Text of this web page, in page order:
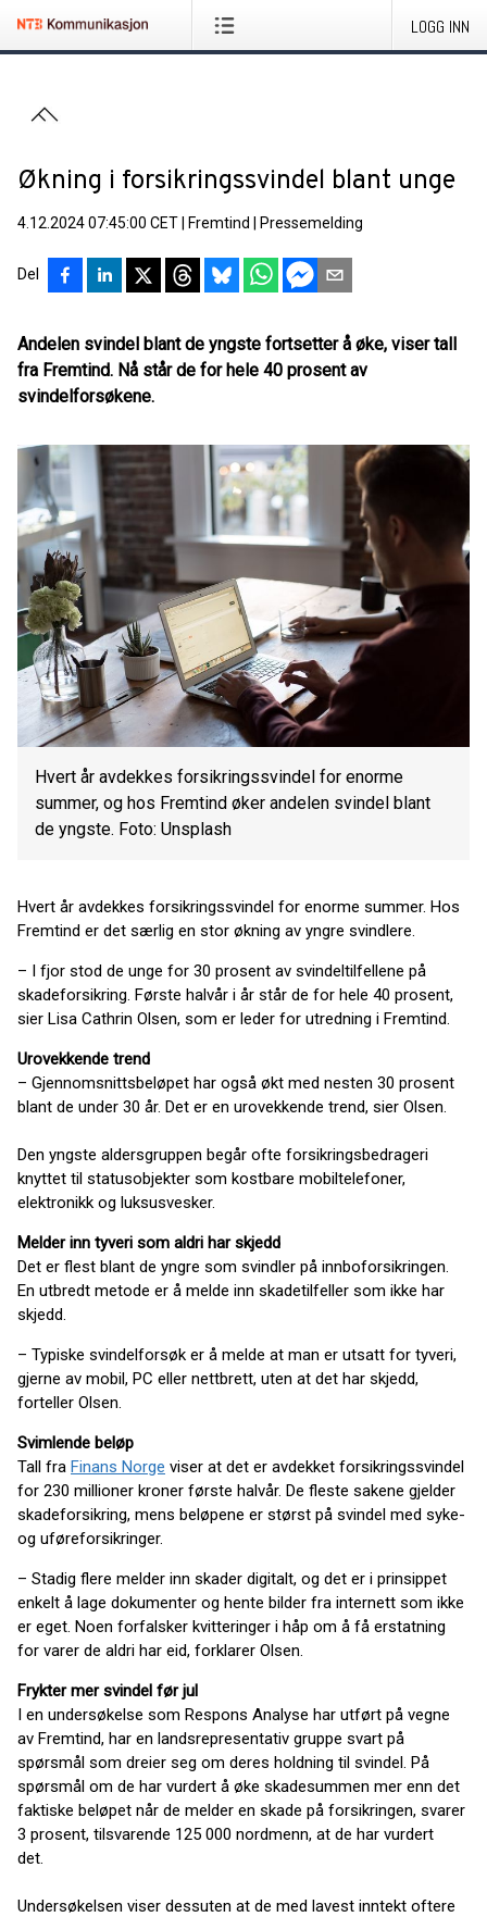
LOGG INN
Økning i forsikringssvindel blant unge
4.12.2024 07:45:00 CET Fremtind Pressemelding
Del
Andelen svindel blant de yngste fortsetter å øke, viser tall
fra Fremtind. Nå står de for hele 40 prosent av
svindelforsøkene.
Hvert år avdekkes forsikringssvindel for enorme
summer, og hos Fremtind øker andelen svindel blant
de yngste. Foto: Unsplash
Hvert år avdekkes forsikringssvindel for enorme summer. Hos
Fremtind er det særlig en stor økning av yngre svindlere.
– I fjor stod de unge for 30 prosent av svindeltilfellene på
skadeforsikring. Første halvår i år står de for hele 40 prosent,
sier Lisa Cathrin Olsen, som er leder for utredning i Fremtind.
Urovekkende trend
– Gjennomsnittsbeløpet har også økt med nesten 30 prosent
blant de under 30 år. Det er en urovekkende trend, sier Olsen.
Den yngste aldersgruppen begår ofte forsikringsbedrageri
knyttet til statusobjekter som kostbare mobiltelefoner,
elektronikk og luksusvesker.
Melder inn tyveri som aldri har skjedd
Det er flest blant de yngre som svindler på innboforsikringen.
En utbredt metode er å melde inn skadetilfeller som ikke har
skjedd.
– Typiske svindelforsøk er å melde at man er utsatt for tyveri,
gjerne av mobil, PC eller nettbrett, uten at det har skjedd,
forteller Olsen.
Svimlende beløp
Tall fra Finans Norge viser at det er avdekket forsikringssvindel
for 230 millioner kroner første halvår. De fleste sakene gjelder
skadeforsikring, mens beløpene er størst på svindel med syke-
og uføreforsikringer.
– Stadig flere melder inn skader digitalt, og det er i prinsippet
enkelt å lage dokumenter og hente bilder fra internett som ikke
er eget. Noen forfalsker kvitteringer i håp om å få erstatning
for varer de aldri har eid, forklarer Olsen.
Frykter mer svindel før jul
I en undersøkelse som Respons Analyse har utført på vegne
av Fremtind, har en landsrepresentativ gruppe svart på
spørsmål som dreier seg om deres holdning til svindel. På
spørsmål om de har vurdert å øke skadesummen mer enn det
faktiske beløpet når de melder en skade på forsikringen, svarer
3 prosent, tilsvarende 125 000 nordmenn, at de har vurdert
det.
Undersøkelsen viser dessuten at de med lavest inntekt oftere